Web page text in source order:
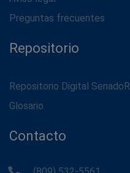
Preguntas frecuentes
Repositorio
Repositorio Digital
Glosario
Contacto